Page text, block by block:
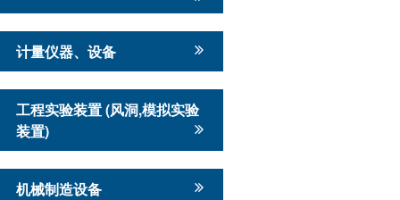
计量仪器、设备
工程实验装置 (风洞,模拟实验
装置)
机械制造设备